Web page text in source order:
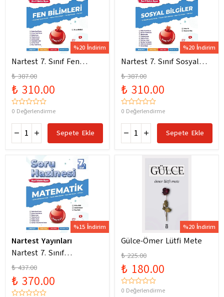
%20 İndirim
Nartest 7. Sınıf Fen
Bilimleri Soru Hazinesi
Yeni Maarif Modele
Uygun
₺ 387.00
₺ 310.00
0 Değerlendirme
Sepete Ekle
%20 İndirim
Nartest 7. Sınıf Sosyal
Bilgiler Soru Hazinesi
Yeni Maarif Modele
Uygun
₺ 387.00
₺ 310.00
0 Değerlendirme
Sepete Ekle
%15 İndirim
Nartest Yayınları
Nartest 7. Sınıf
Matematik Soru Hazinesi
₺ 437.00
₺ 370.00
%20 İndirim
Gülce-Ömer Lütfi Mete
₺ 225.00
₺ 180.00
0 Değerlendirme